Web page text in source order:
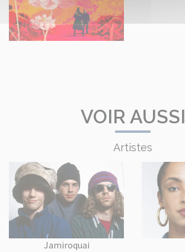
VOIR AUSSI
Artistes
Jamiroquai